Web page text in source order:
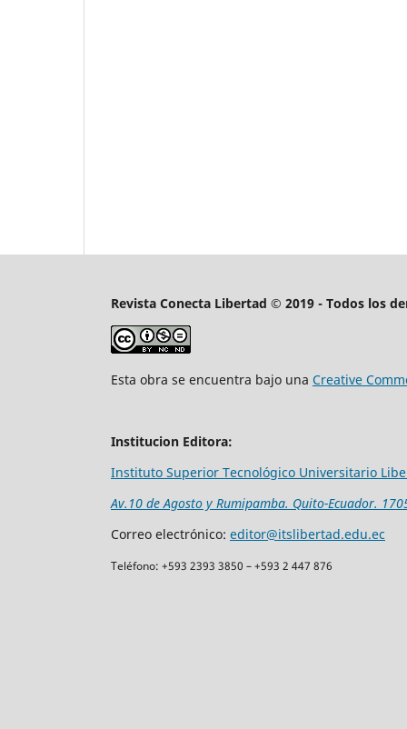
Revista Conecta Libertad © 2019 - Todos los
Esta obra se encuentra bajo una Creative
Institucion Editora:
Instituto Superior Tecnológico Universitario
Av.10 de Agosto y Rumipamba. Quito-Ecuador.
Correo electrónico: editor@itslibertad.edu.ec
Teléfono: +593 2393 3850 – +593 2 447 876